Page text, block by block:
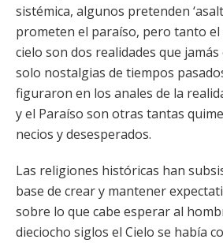
sistémica, algunos pretenden
prometen el paraíso, pero tanto el
cielo son dos realidades que
solo nostalgias de tiempos
figuraron en los anales de la
y el Paraíso son otras tantas
necios y desesperados.
Las religiones históricas han
base de crear y mantener
sobre lo que cabe esperar al
dieciocho siglos el Cielo se había